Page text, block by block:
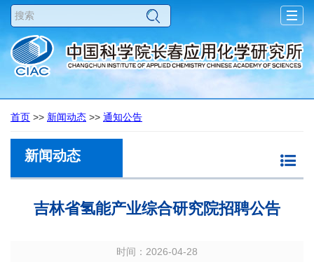
首页 >> 新闻动态 >> 通知公告
新闻动态
吉林省氢能产业综合研究院招聘公告
时间：2026-04-28